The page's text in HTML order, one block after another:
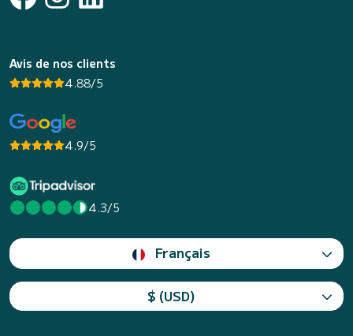
Avis de nos clients
4.88/5
4.9/5
4.3/5
Français
$ (USD)